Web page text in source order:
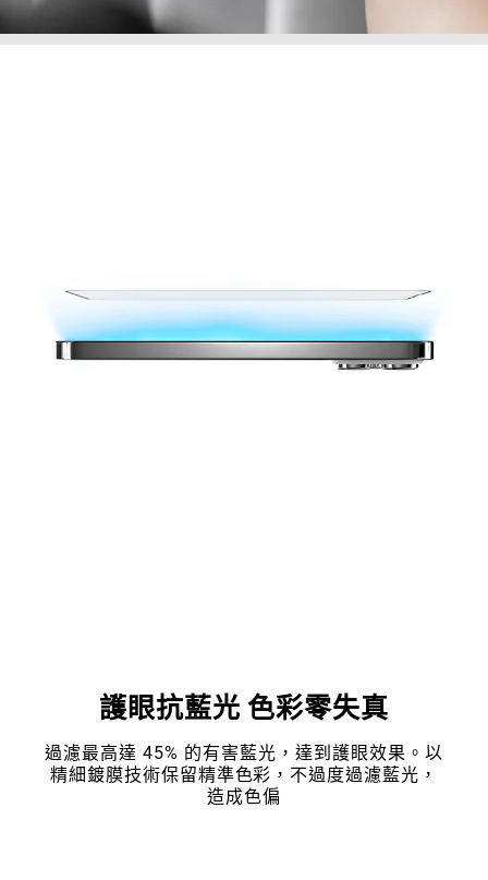
護眼抗藍光 色彩零失真
過濾最高達 45% 的有害藍光，達到護眼效果。以
精細鍍膜技術保留精準色彩，不過度過濾藍光，
造成色偏